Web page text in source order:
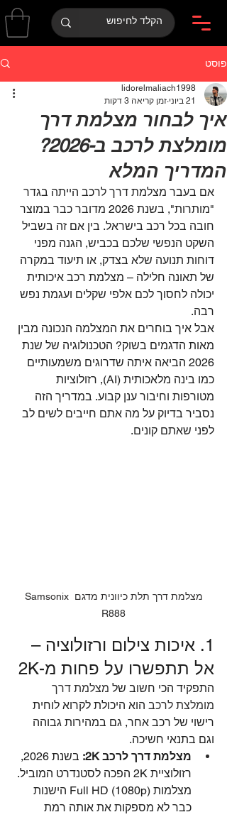
פוסט
איך לבחור מצלמת דרך
מומלצת לרכב ב-2026?
המדריך המלא
lidorelmaliach1998
21 ביוני
זמן קריאה 3 דקות
אם בעבר מצלמת דרך לרכב הייתה בגדר
"מותרות", בשנת 2026 מדובר כבר במוצר
חובה בכל רכב בישראל. בין אם זה בשביל
השקט הנפשי שלכם בכביש, הגנה מפני
דוחות תנועה שלא בצדק, או תיעוד במקרה
של תאונה חלילה – מצלמת רכב איכותית
יכולה לחסוך לכם אלפי שקלים ועגמת נפש
רבה.
אבל איך בוחרים את המצלמה הנכונה מבין
מאות הדגמים בשוק? הטכנולוגיה של שנת
2026 הביאה איתה שדרוגים משמעותיים
כמו בינה מלאכותית (AI), רזולוציות
מטורפות וחיבור ענן קבוע. במדריך הזה
נסביר בדיוק על מה אתם חייבים לשים לב
לפני שאתם קונים.
מצלמת דרך תלת כיוונית מדגם Samsonix
R888
1. איכות צילום ורזולוציה –
אל תתפשרו על פחות מ-2K
התפקיד הכי חשוב של מצלמת דרך
מומלצת לרכב הוא היכולת לקרוא לוחית
רישוי של רכב אחר, גם במהירות גבוהה
וגם בתנאי חשיכה.
מצלמת דרך לרכב 2K:
בשנת 2026,
רזולוציית 2K הפכה לסטנדרט המוביל.
מצלמות Full HD (1080p) הישנות
כבר לא מספקות את אותה רמת